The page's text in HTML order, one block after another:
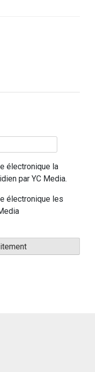
électronique la
par YC Media.
électronique les